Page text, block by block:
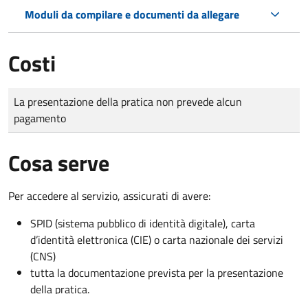
Moduli da compilare e documenti da allegare
Costi
Tipo di pagamento
Importo
La presentazione della pratica non prevede alcun
pagamento
Cosa serve
Per accedere al servizio, assicurati di avere:
SPID (sistema pubblico di identità digitale), carta
d’identità elettronica (CIE) o carta nazionale dei servizi
(CNS)
tutta la documentazione prevista per la presentazione
della pratica.